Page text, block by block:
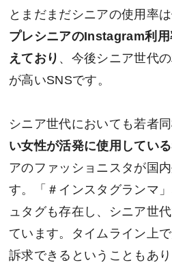
とまだまだシニアの使用率は
プレシニアのInstagram利
えており 、今後シニア世代
が高いSNSです。
シニア世代においても若者
い女性が活発に使用してい
アのファッショニスタが国
す。「＃インスタグランマ
ュタグも存在し、シニア世
ています。タイムライン上
訴求できるということもあ